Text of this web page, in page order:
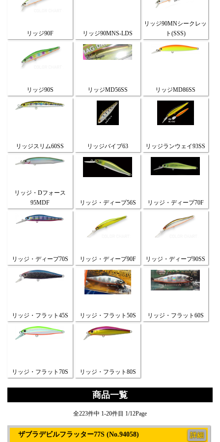
リッジ90F リッジ90MNS-LDS
リッジ90MNシークレッ
ト(SSS)
リッジ90S リッジMD56SS リッジMD86SS
リッジスリム60SS リッジバイブ63 リッジランウェイ93SS
リッジ・Dフォース
95MDF
リッジ・ディープ56S リッジ・ディープ70F
リッジ・ディープ70S リッジ・ディープ90F リッジ・ディープ90SS
リッジ・フラット45S リッジ・フラット50S リッジ・フラット60S
リッジ・フラット70S リッジ・フラット80S
商品一覧
全223件中 1-20件目 1/12Page
ザブラデビルフラッター77S (No.94058) 詳細